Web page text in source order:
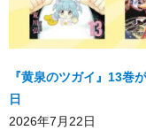
『黄泉のツガイ』13巻
日
2026年7月22日